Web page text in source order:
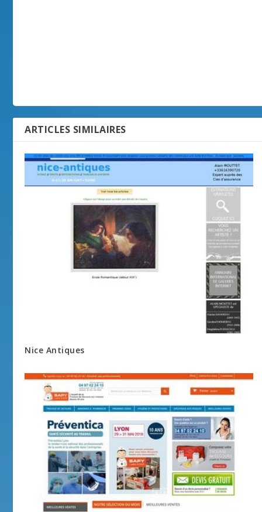
ARTICLES SIMILAIRES
Nice Antiques